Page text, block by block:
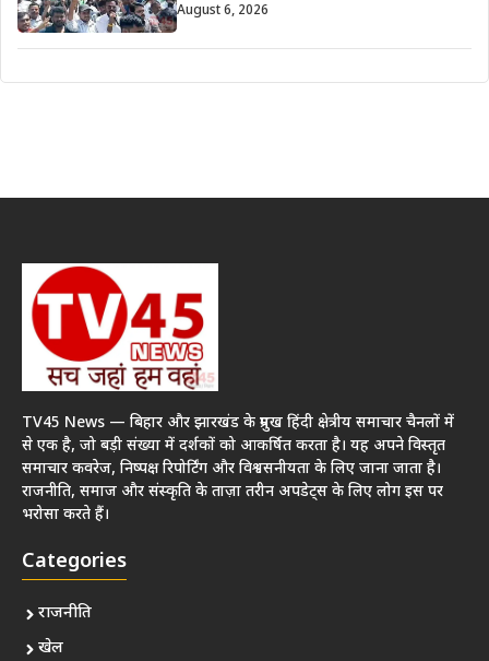
August 6, 2026
TV45 News — बिहार और झारखंड के प्रमुख हिंदी क्षेत्रीय समाचार चैनलों में
से एक है, जो बड़ी संख्या में दर्शकों को आकर्षित करता है। यह अपने विस्तृत
समाचार कवरेज, निष्पक्ष रिपोर्टिंग और विश्वसनीयता के लिए जाना जाता है।
राजनीति, समाज और संस्कृति के ताज़ा तरीन अपडेट्स के लिए लोग इस पर
भरोसा करते हैं।
Categories
राजनीति
खेल